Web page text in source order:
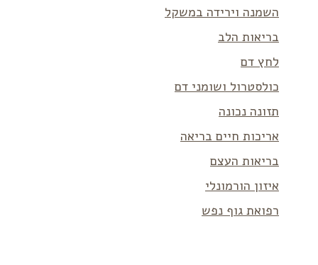
השמנה וירידה במשקל
בריאות הלב
לחץ דם
כולסטרול ושומני דם
תזונה נכונה
אריכות חיים בריאה
בריאות העצם
איזון הורמונלי
רפואת גוף נפש